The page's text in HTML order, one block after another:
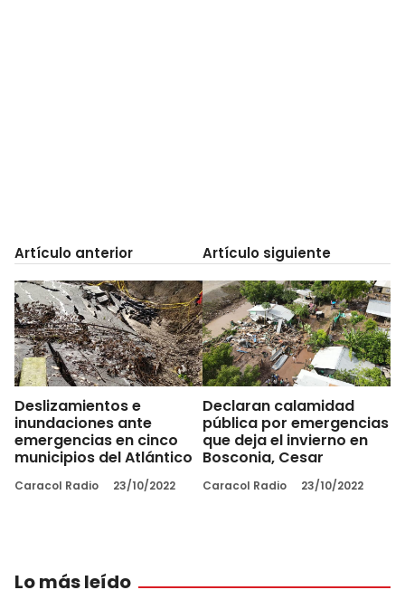
Artículo anterior
Deslizamientos e
inundaciones ante
emergencias en cinco
municipios del Atlántico
Caracol Radio 23/10/2022
Artículo siguiente
Declaran calamidad
pública por emergencias
que deja el invierno en
Bosconia, Cesar
Caracol Radio 23/10/2022
Lo más leído